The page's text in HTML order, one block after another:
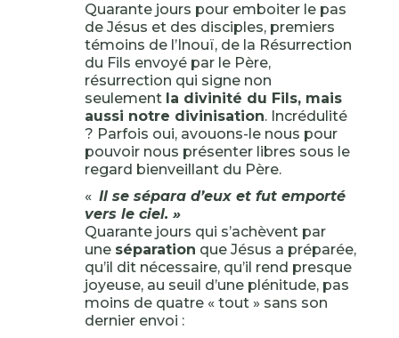
Quarante jours pour emboiter le pas
de Jésus et des disciples, premiers
témoins de l’Inouï, de la Résurrection
du Fils envoyé par le Père,
résurrection qui signe non
seulement la divinité du Fils, mais
aussi notre divinisation. Incrédulité
? Parfois oui, avouons-le nous pour
pouvoir nous présenter libres sous le
regard bienveillant du Père.
« Il se sépara d’eux et fut emporté
vers le ciel. »
Quarante jours qui s’achèvent par
une séparation que Jésus a préparée,
qu’il dit nécessaire, qu’il rend presque
joyeuse, au seuil d’une plénitude, pas
moins de quatre « tout » sans son
dernier envoi :